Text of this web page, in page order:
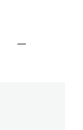
りに登録する
—